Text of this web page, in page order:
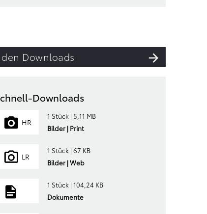
Downloads
Downloads
HR
1 Stück | 5,11 MB
Bilder | Print
LR
1 Stück | 67 KB
Bilder | Web
1 Stück | 104,24 KB
Dokumente